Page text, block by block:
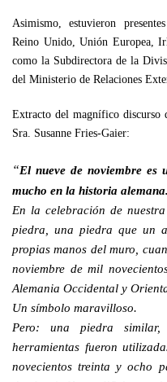
Asimismo, estuvieron
Reino Unido, Unión Europea,
como la Subdirectora de la
del Ministerio de Relaciones
Extracto del magnífico discurso
Sra. Susanne Fries-Gaier:
“El nueve de noviembre es
mucho en la historia alemana.
En la celebración de
piedra, una piedra que un
propias manos del muro,
noviembre de mil
Alemania Occidental y
Un símbolo maravilloso.
Pero: una piedra
herramientas fueron
novecientos treinta y ocho